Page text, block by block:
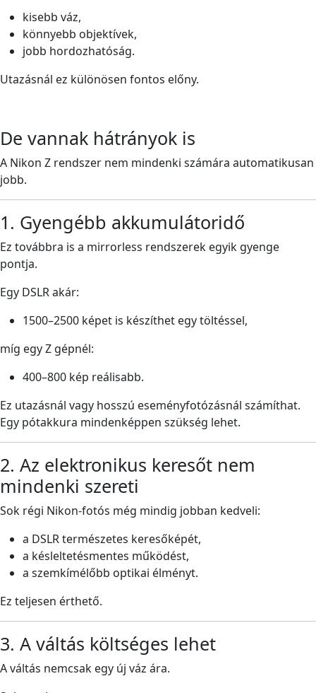
kisebb váz,
könnyebb objektívek,
jobb hordozhatóság.
Utazásnál ez különösen fontos előny.
De vannak hátrányok is
A Nikon Z rendszer nem mindenki számára automatikusan
jobb.
1. Gyengébb akkumulátoridő
Ez továbbra is a mirrorless rendszerek egyik gyenge
pontja.
Egy DSLR akár:
1500–2500 képet is készíthet egy töltéssel,
míg egy Z gépnél:
400–800 kép reálisabb.
Ez utazásnál vagy hosszú eseményfotózásnál számíthat.
Egy pótakkura mindenképpen szükség lehet.
2. Az elektronikus keresőt nem
mindenki szereti
Sok régi Nikon-fotós még mindig jobban kedveli:
a DSLR természetes keresőképét,
a késleltetésmentes működést,
a szemkímélőbb optikai élményt.
Ez teljesen érthető.
3. A váltás költséges lehet
A váltás nemcsak egy új váz ára.